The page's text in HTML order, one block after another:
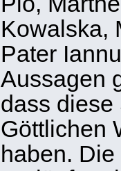
Kowalska,
Pater
Aussagen
dass diese
Göttlichen
haben.